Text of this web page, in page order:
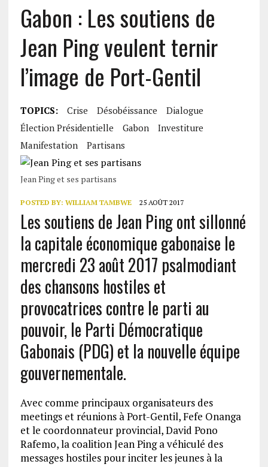
Gabon : Les soutiens de
Jean Ping veulent ternir
l’image de Port-Gentil
TOPICS: Crise Désobéissance
Dialogue
Élection Présidentielle
Gabon
Investiture
Manifestation
Partisans
Jean Ping et ses partisans
POSTED BY: WILLIAM TAMBWE 25 AOÛT 2017
Les soutiens de Jean Ping ont sillonné
la capitale économique gabonaise le
mercredi 23 août 2017 psalmodiant
des chansons hostiles et
provocatrices contre le parti au
pouvoir, le Parti Démocratique
Gabonais (PDG) et la nouvelle équipe
gouvernementale.
Avec comme principaux organisateurs des
meetings et réunions à Port-Gentil, Fefe Onanga
et le coordonnateur provincial, David Pono
Rafemo, la coalition Jean Ping a véhiculé des
messages hostiles pour inciter les jeunes à la